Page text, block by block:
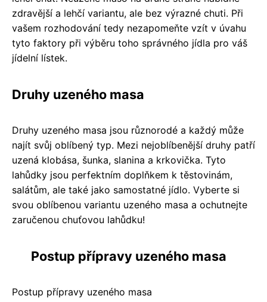
zdravější a lehčí variantu, ale bez výrazné chuti. Při
vašem rozhodování tedy nezapomeňte vzít v úvahu
tyto faktory při výběru toho správného jídla pro váš
jídelní lístek.
Druhy uzeného masa
Druhy uzeného masa jsou různorodé a každý může
najít svůj oblíbený typ. Mezi nejoblíbenější druhy patří
uzená klobása, šunka, slanina a krkovička. Tyto
lahůdky jsou perfektním doplňkem k těstovinám,
salátům, ale také jako samostatné jídlo. Vyberte si
svou oblíbenou variantu uzeného masa a ochutnejte
zaručenou chuťovou lahůdku!
Postup přípravy uzeného masa
Postup přípravy uzeného masa